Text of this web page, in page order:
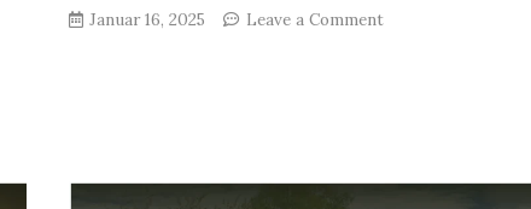
Januar 16, 2025 Leave a Commenton
bewässern?